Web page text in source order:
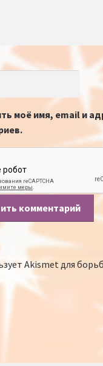
моё имя, email и
Akismet для